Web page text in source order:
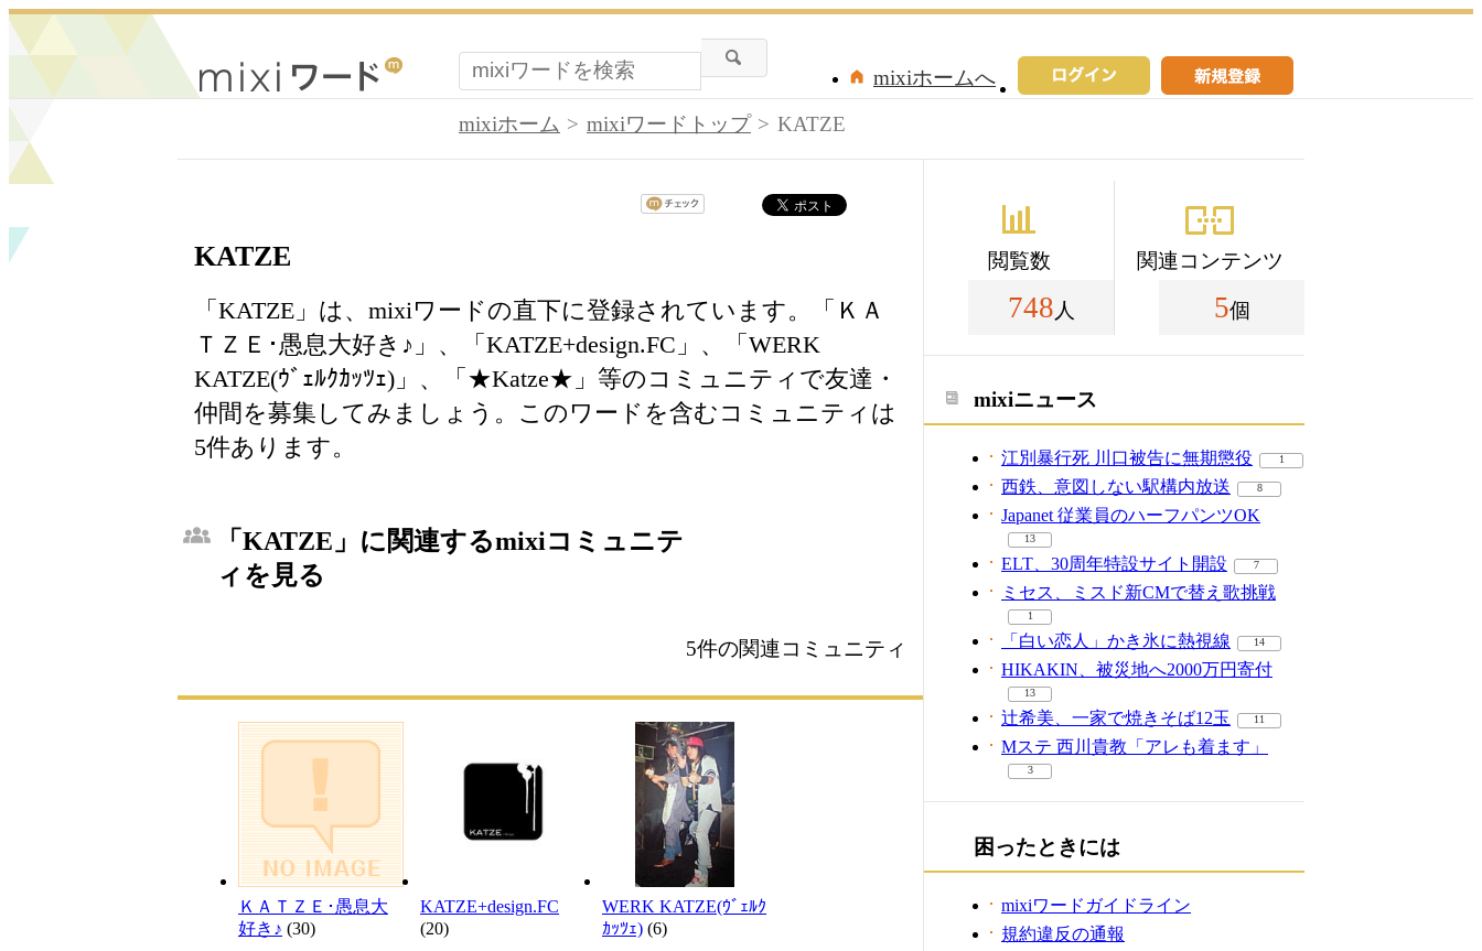
mixiホームへ
mixiホーム
mixiワードトップ KATZE
KATZE
「KATZE」は、mixiワードの直下に登録されています。「ＫＡ
ＴＺＥ･愚息大好き♪」、「KATZE+design.FC」、「WERK
KATZE(ｳﾞｪﾙｸｶｯﾂｪ)」、「★Katze★」等のコミュニティで友達・
仲間を募集してみましょう。このワードを含むコミュニティは
5件あります。
「KATZE」に関連するmixiコミュニテ
ィを見る
5件の関連コミュニティ
ＫＡＴＺＥ･愚息大
好き♪ (30)
KATZE+design.FC
(20)
WERK KATZE(ｳﾞｪﾙｸ
ｶｯﾂｪ) (6)
閲覧数
748 人
関連コンテンツ
5個
mixiニュース
江別暴行死 川口被告に無期懲役 1
西鉄、意図しない駅構内放送 8
Japanet 従業員のハーフパンツOK
13
ELT、30周年特設サイト開設 7
ミセス、ミスド新CMで替え歌挑戦
1
「白い恋人」かき氷に熱視線 14
HIKAKIN、被災地へ2000万円寄付
13
辻希美、一家で焼きそば12玉 11
Mステ 西川貴教「アレも着ます」
3
困ったときには
mixiワードガイドライン
規約違反の通報